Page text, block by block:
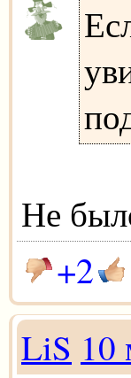
Не
+2
LiS 10